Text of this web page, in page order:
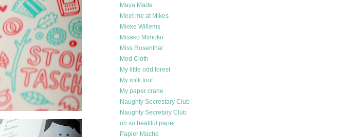
Maya Made
Meet me at Mikes
Mieke Willems
Misako Mimoko
Miss Rosenthal
Mod Cloth
My little odd forest
My milk toof
My paper crane
Naughty Secrestary Club
Naughty Secretary Club
oh so beatiful paper
Papier Mache